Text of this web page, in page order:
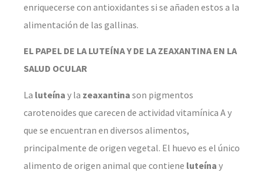
enriquecerse con antioxidantes si se añaden estos a la
alimentación de las gallinas.
EL PAPEL DE LA LUTEÍNA Y DE LA ZEAXANTINA EN LA
SALUD OCULAR
La luteína y la zeaxantina son pigmentos
carotenoides que carecen de actividad vitamínica A y
que se encuentran en diversos alimentos,
principalmente de origen vegetal. El huevo es el único
alimento de origen animal que contiene luteína y